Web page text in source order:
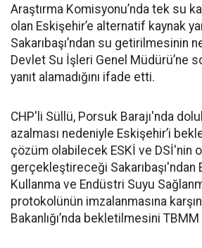
Araştırma Komisyonu’nda tek su
olan Eskişehir’e alternatif kaynak
Sakarıbaşı’ndan su getirilmesinin
Devlet Su İşleri Genel Müdürü’ne
yanıt alamadığını ifade etti.
CHP'li Süllü, Porsuk Barajı'nda
azalması nedeniyle Eskişehir’i
çözüm olabilecek ESKİ ve DSİ'nin
gerçekleştireceği Sakarıbaşı'ndan
Kullanma ve Endüstri Suyu
protokolünün imzalanmasına
Bakanlığı’nda bekletilmesini